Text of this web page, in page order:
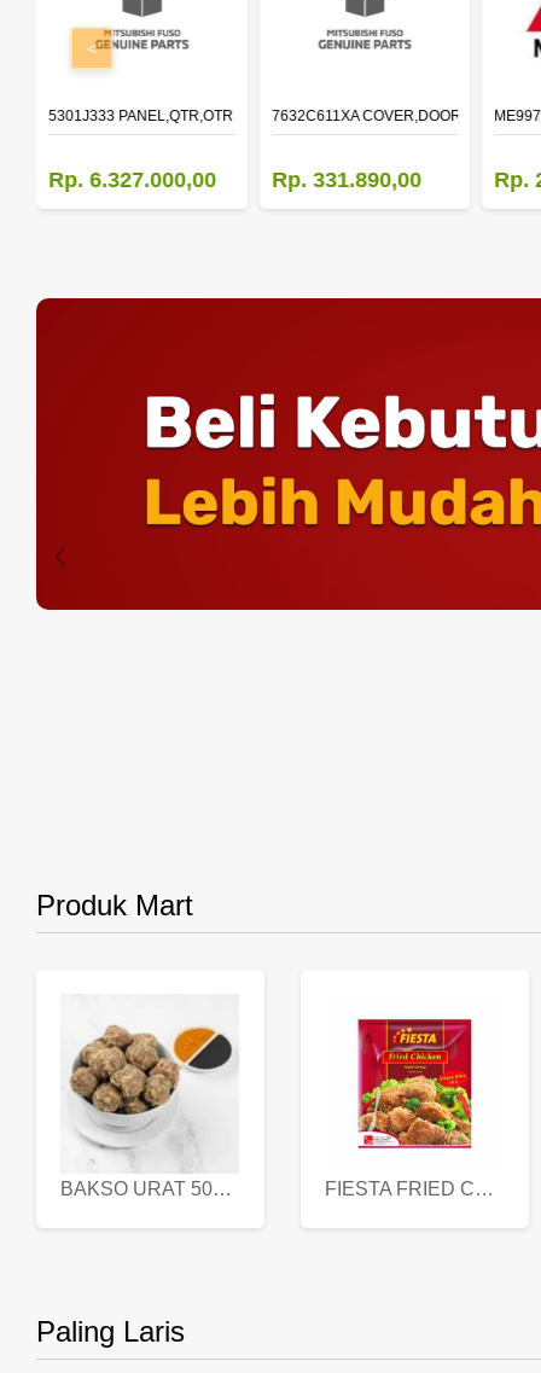
5301J333 PANEL,QTR,OTR LH
Rp. 6.327.000,00
7632C611XA COVER,DOOR
Rp. 331.890,00 Rp.
<
Produk Mart
BAKSO URAT 500 GR FIESTA FRIED CHICKEN 500 GR
Paling Laris